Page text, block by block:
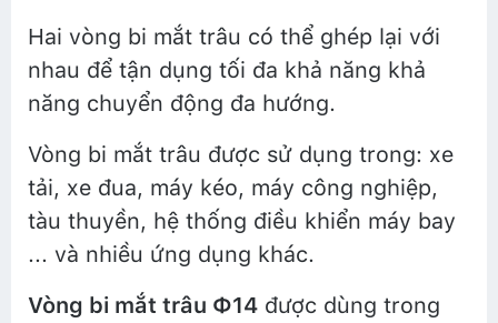
Hai vòng bi mắt trâu có thể ghép lại với
nhau để tận dụng tối đa khả năng khả
năng chuyển động đa hướng.
Vòng bi mắt trâu được sử dụng trong: xe
tải, xe đua, máy kéo, máy công nghiệp,
tàu thuyền, hệ thống điều khiển máy bay
... và nhiều ứng dụng khác.
Vòng bi mắt trâu Ф14 được dùng trong